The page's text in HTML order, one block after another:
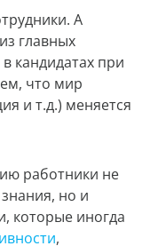
А
главных
кандидатах при
что мир
и т.д.) меняется
работники не
но и
которые иногда
,